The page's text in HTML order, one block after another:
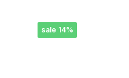
sale 14%